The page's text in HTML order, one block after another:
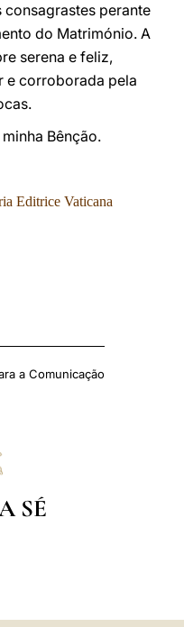
consagrastes perante
do Matrimónio. A
serena e feliz,
e corroborada pela
Bênção.
Editrice Vaticana
a Comunicação
SÉ